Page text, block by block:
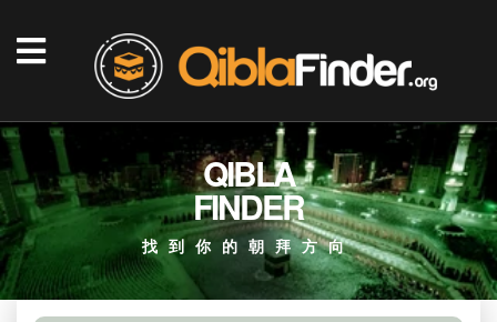
QIBLA
FINDER
找到你的朝拜方向